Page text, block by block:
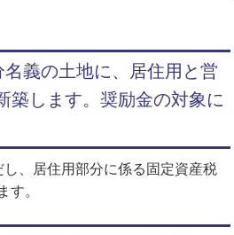
義の土地に、居住用と営
築します。奨励金の対象に
、居住用部分に係る固定資産税
す。